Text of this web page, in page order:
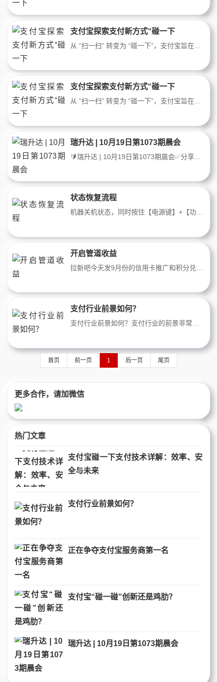
支付宝探索支付新方式“碰一下
支付宝探索支付新方式“碰一下
瑞升达 | 10月19日第1073期晨会
状态恢复流程
开启管道收益
支付行业前景如何？
首页 前一页 1 后一页 尾页
更多合作，请加微信
热门文章
支付宝碰一下支付技术详解：效率、安
全与未来
支付行业前景如何？
正在争夺支付宝服务商第一名
支付宝“碰一碰”创新还是鸡肋？
瑞升达 | 10月19日第1073期晨会